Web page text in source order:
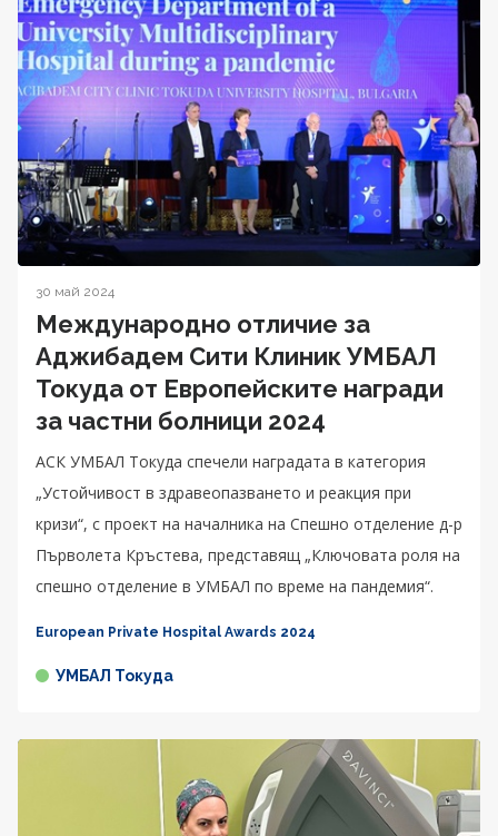
30 май 2024
Международно отличие за
Аджибадем Сити Клиник УМБАЛ
Токуда от Европейските награди
за частни болници 2024
АСК УМБАЛ Токуда спечели наградата в категория
„Устойчивост в здравеопазването и реакция при
кризи“, с проект на началника на Спешно отделение д-р
Първолета Кръстева, представящ „Ключовата роля на
спешно отделение в УМБАЛ по време на пандемия“.
European Private Hospital Awards 2024
УМБАЛ Токуда